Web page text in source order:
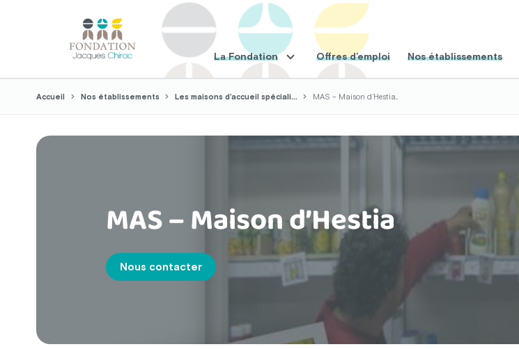
La Fondation Offres d’emploi Nos établissements
Accueil Nos établissements Les maisons d’accueil spéciali... MAS – Maison d’Hestia...
MAS – Maison d’Hestia
Nous contacter